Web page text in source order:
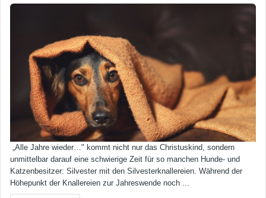
„Alle Jahre wieder…" kommt nicht nur das Christuskind, sondern
unmittelbar darauf eine schwierige Zeit für so manchen Hunde- und
Katzenbesitzer: Silvester mit den Silvesterknallereien. Während der
Höhepunkt der Knallereien zur Jahreswende noch ...